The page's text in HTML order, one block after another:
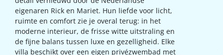
eigenaren Rick en Mariet. Hun liefde voor licht,
ruimte en comfort zie je overal terug: in het
moderne interieur, de frisse witte uitstraling en
de fijne balans tussen luxe en gezelligheid. Elke
villa beschikt over een eigen privézwembad met